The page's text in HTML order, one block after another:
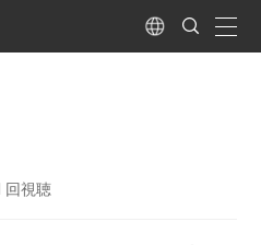
Language
Search
Submit
回視聴